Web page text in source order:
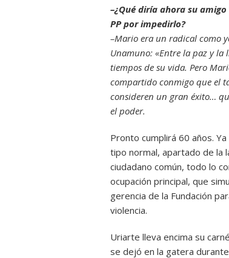
–¿Qué diría ahora su
PP por impedirlo?
–Mario era un radical como
Unamuno: «Entre la paz y la
tiempos de su vida. Pero
compartido conmigo que el
consideren un gran éxito…
el poder.
Pronto cumplirá 60 años.
tipo normal, apartado de la
ciudadano común, todo lo
ocupación principal, que
gerencia de la Fundación
violencia.
Uriarte lleva encima su
se dejó en la gatera